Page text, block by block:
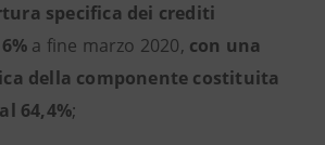
specifica dei crediti
a fine marzo 2020, con una
della componente costituita
64,4%;